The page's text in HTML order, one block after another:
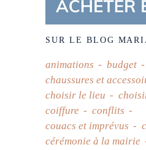
SUR LE BLOG
animations budget
chaussures et
choisir le lieu
coiffure
conflits
couacs et imprévus
cérémonie à la mairie